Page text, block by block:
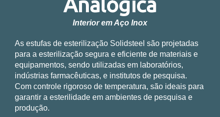
Interior em Aço Inox
As estufas de esterilização Solidsteel são projetadas
para a esterilização segura e eficiente de materiais e
equipamentos, sendo utilizadas em laboratórios,
indústrias farmacêuticas, e institutos de pesquisa.
Com controle rigoroso de temperatura, são ideais para
garantir a esterilidade em ambientes de pesquisa e
produção.